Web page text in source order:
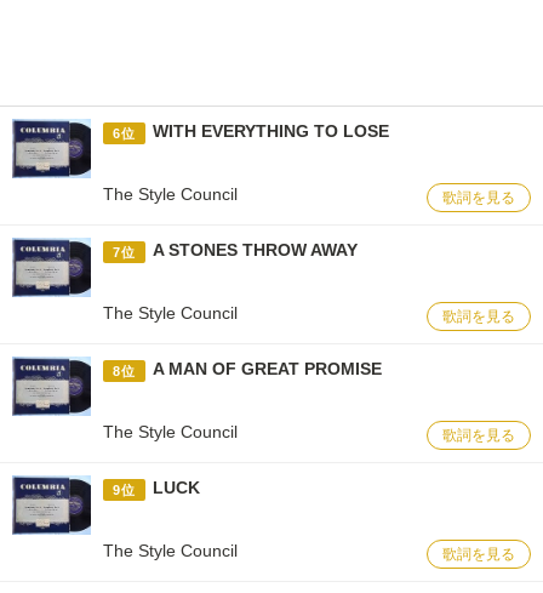
6位 WITH EVERYTHING TO LOSE
The Style Council 歌詞を見る
7位 A STONES THROW AWAY
The Style Council 歌詞を見る
8位 A MAN OF GREAT PROMISE
The Style Council 歌詞を見る
9位 LUCK
The Style Council 歌詞を見る